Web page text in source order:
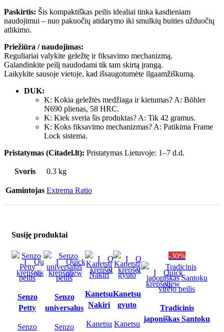
Paskirtis: Šis kompaktiškas peilis idealiai tinka kasdieniam
naudojimui – nuo pakuočių atidarymo iki smulkių buities užduočių
atlikimo.
Priežiūra / naudojimas:
Reguliariai valykite geležtę ir fiksavimo mechanizmą.
Galandinkite peilį naudodami tik tam skirtą įrangą.
Laikykite sausoje vietoje, kad išsaugotumėte ilgaamžiškumą.
DUK:
K: Kokia geležtės medžiaga ir kietumas? A: Böhler
N690 plienas, 58 HRC.
K: Kiek sveria šis produktas? A: Tik 42 gramus.
K: Koks fiksavimo mechanizmas? A: Patikima Frame
Lock sistema.
Pristatymas (Citadel.lt): Pristatymas Lietuvoje: 1–7 d.d.
Svoris 0.3 kg
Gamintojas Extrema Ratio
Susiję produktai
Į
krepšelį
Quick
view
Senzo
Petty
Senzo
Į
krepšelį
Quick
view
Senzo
universalus
Senzo
Į
krepšelį
Quick
view
Kanetsu
Nakiri
Kanetsu
Į
krepšelį
Quick
view
Kanetsu
gyuto
Kanetsu
-30%
Į
krepšelį
Quick
view
Tradicinis
japoniškas Santoku